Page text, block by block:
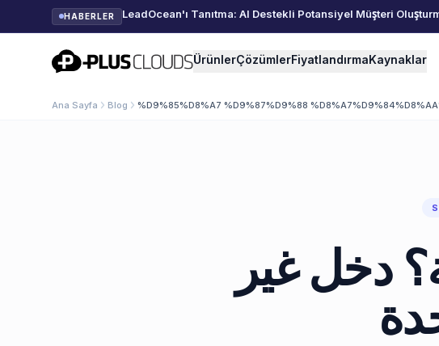
HABERLER LeadOcean'ı Tanıtma: AI Destekli Potansiyel Müşteri
PlusClouds ÜrünlerÇözümlerFiyatlandırmaKaynaklar
Ana Sayfa Blog %D9%85%D8%A7 %D9%87%D9%88
دخل غير